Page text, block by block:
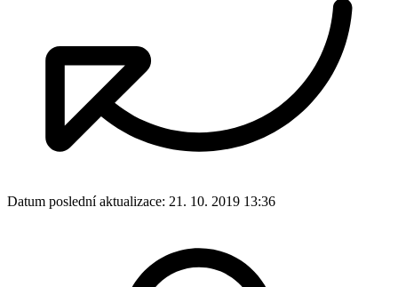
Datum poslední aktualizace: 21. 10. 2019 13:36